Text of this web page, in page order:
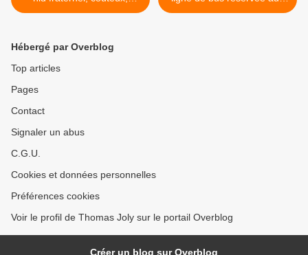
inutile et douillet
Juifs >
Hébergé par Overblog
Top articles
Pages
Contact
Signaler un abus
C.G.U.
Cookies et données personnelles
Préférences cookies
Voir le profil de Thomas Joly sur le portail Overblog
Créer un blog sur Overblog